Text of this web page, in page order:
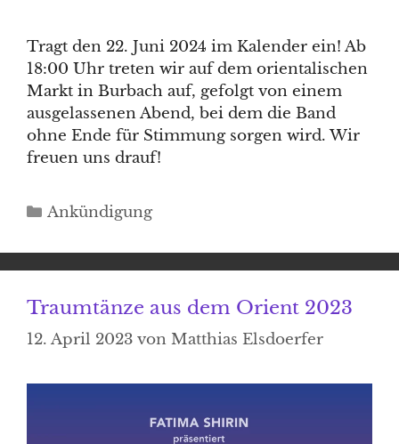
Tragt den 22. Juni 2024 im Kalender ein! Ab
18:00 Uhr treten wir auf dem orientalischen
Markt in Burbach auf, gefolgt von einem
ausgelassenen Abend, bei dem die Band
ohne Ende für Stimmung sorgen wird. Wir
freuen uns drauf!
Kategorien
Ankündigung
Traumtänze aus dem Orient 2023
12. April 2023 von Matthias Elsdoerfer